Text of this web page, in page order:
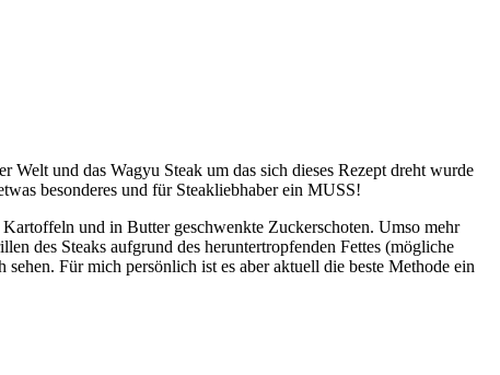
Welt und das Wagyu Steak um das sich dieses Rezept dreht wurde
besonderes und für Steakliebhaber ein MUSS!
und in Butter geschwenkte Zuckerschoten. Umso mehr
des Steaks aufgrund des heruntertropfenden Fettes (mögliche
sehen. Für mich persönlich ist es aber aktuell die beste Methode ein